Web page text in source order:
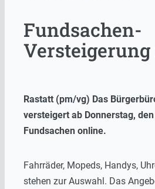
Fundsachen-
Rastatt (pm/vg) Das
versteigert ab Donnerstag,
Fundsachen online.
Fahrräder, Mopeds, Handys,
stehen zur Auswahl. Das